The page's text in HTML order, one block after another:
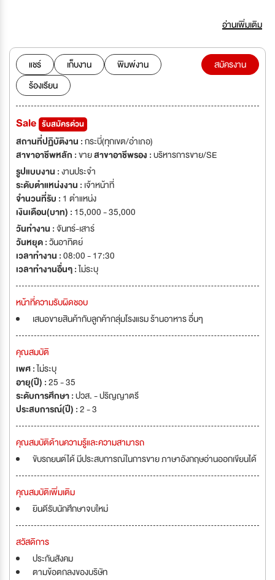
ต่าง ๆ ที่เป็นสินค้าอุปโภค-บริโภค เข้ามาจำหน่ายมากขึ้น โดยเฉพาะผลิตภัณฑ์ที่
เน้นใช้ในสถาบันต่าง ๆ ได้แก่โรงแรม โรงพยาบาล ร้านอาหาร สถานศึกษา
สำนักงาน และหน่วยงานต่าง ๆ รวมไปถึงขายส่งให้ซุปเปอร์มาร์เก็ต มินิมาร์ท และ
ร้านค้าต่างๆ จึงค่อยๆ ขยับขยาย ย้ายสำนักงานและโกดังเก็บสินค้ามาจนกระทั่ง
เป็นที่อยู่ปัจจุบันเมื่อปี พศ.2549 หลังจากที่ลูกค้าให้การตอบรับมากขึ้นเรื่อยๆ
ทำให้คุณธนพล มองเห็นศักยภาพของการทำตลาดสินค้าอุปโภค-บริโภค ในเขต
ท่องเที่ยวซึ่งมีการเติบโตขึ้นทุกปี จึงมีนโยบายขยายการดำเนินงาน โดยรับเป็น
ตัวแทนจำหน่ายและตัวแทนจัดส่งให้แก่ ผู้ผลิตและผู้นำเข้าสินค้า ที่มีคุณภาพและ
เป็นที่ยอมรับของตลาด ซึ่งปัจจุบันบริษัทรับเป็นตัวแทนจำหน่ายให้แก่ผู้ผลิตสินค้า
ทั้งสิ้นประมาณ 20 กว่าราย และมีการนำเข้าสินค้ามาจำหน่ายเอง มีเขตการขาย
ในจังหวัดภูเก็ต พังงา กระบี่ สุราษฎร์ธานี ชุมพร ระนอง สงขลา ตามการแบ่ง
เขตการขายของแต่ละผู้ผลิต
อ่านเพิ่มเติม
แชร์ เก็บงาน
พิมพ์งาน
ร้องเรียน
สมัครงาน
Sale รับสมัครด่วน
สถานที่ปฏิบัติงาน :กระบี่(ทุกเขต/อำเภอ)
สาขาอาชีพหลัก :ขายสาขาอาชีพรอง :บริหารการขาย/SE
รูปแบบงาน :งานประจำ
ระดับตำแหน่งงาน : เจ้าหน้าที่
จำนวนที่รับ : 1 ตำแหน่ง
เงินเดือน(บาท) : 15,000 - 35,000
วันทำงาน :จันทร์-เสาร์
วันหยุด :วันอาทิตย์
เวลาทำงาน :08:00 - 17:30
เวลาทำงานอื่นๆ :ไม่ระบุ
หน้าที่ความรับผิดชอบ
เสนอขายสินค้ากับลูกค้ากลุ่มโรงแรม ร้านอาหาร อื่นๆ
คุณสมบัติ
เพศ :ไม่ระบุ
อายุ(ปี) :25 - 35
ระดับการศึกษา :ปวส. - ปริญญาตรี
ประสบการณ์(ปี) :2 - 3
คุณสมบัติด้านความรู้และความสามารถ
ขับรถยนต์ได้ มีประสบการณ์ในการขาย ภาษาอังกฤษอ่านออกเขียนได้
คุณสมบัติเพิ่มเติม
ยินดีรับนักศึกษาจบใหม่
สวัสดิการ
ประกันสังคม
ตามข้อตกลงของบริษัท